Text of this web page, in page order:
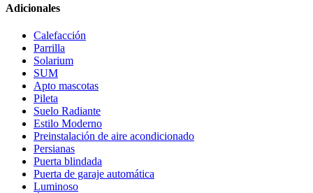
Adicionales
Calefacción
Parrilla
Solarium
SUM
Apto mascotas
Pileta
Suelo Radiante
Estilo Moderno
Preinstalación de aire acondicionado
Persianas
Puerta blindada
Puerta de garaje automática
Luminoso